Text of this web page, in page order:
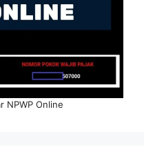
NPWP Online